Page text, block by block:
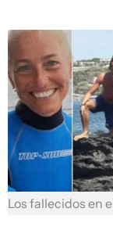
Los fallecidos en